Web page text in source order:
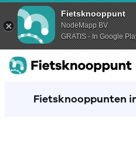
Fietsknooppunt
NodeMapp BV
GRATIS - In Google
Fietsknooppunten